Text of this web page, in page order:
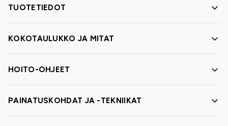
TUOTETIEDOT
KOKOTAULUKKO JA MITAT
HOITO-OHJEET
PAINATUSKOHDAT JA -TEKNIIKAT